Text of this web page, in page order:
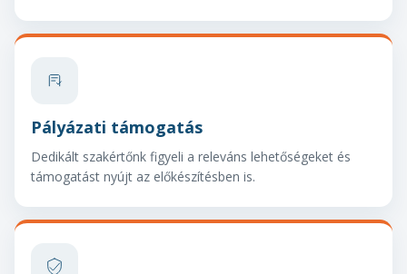
Pályázati támogatás
Dedikált szakértőnk figyeli a releváns lehetőségeket és
támogatást nyújt az előkészítésben is.